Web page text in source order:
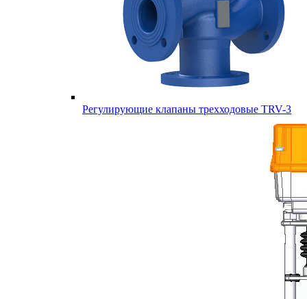
Регулирующие клапаны трехходовые TRV-3